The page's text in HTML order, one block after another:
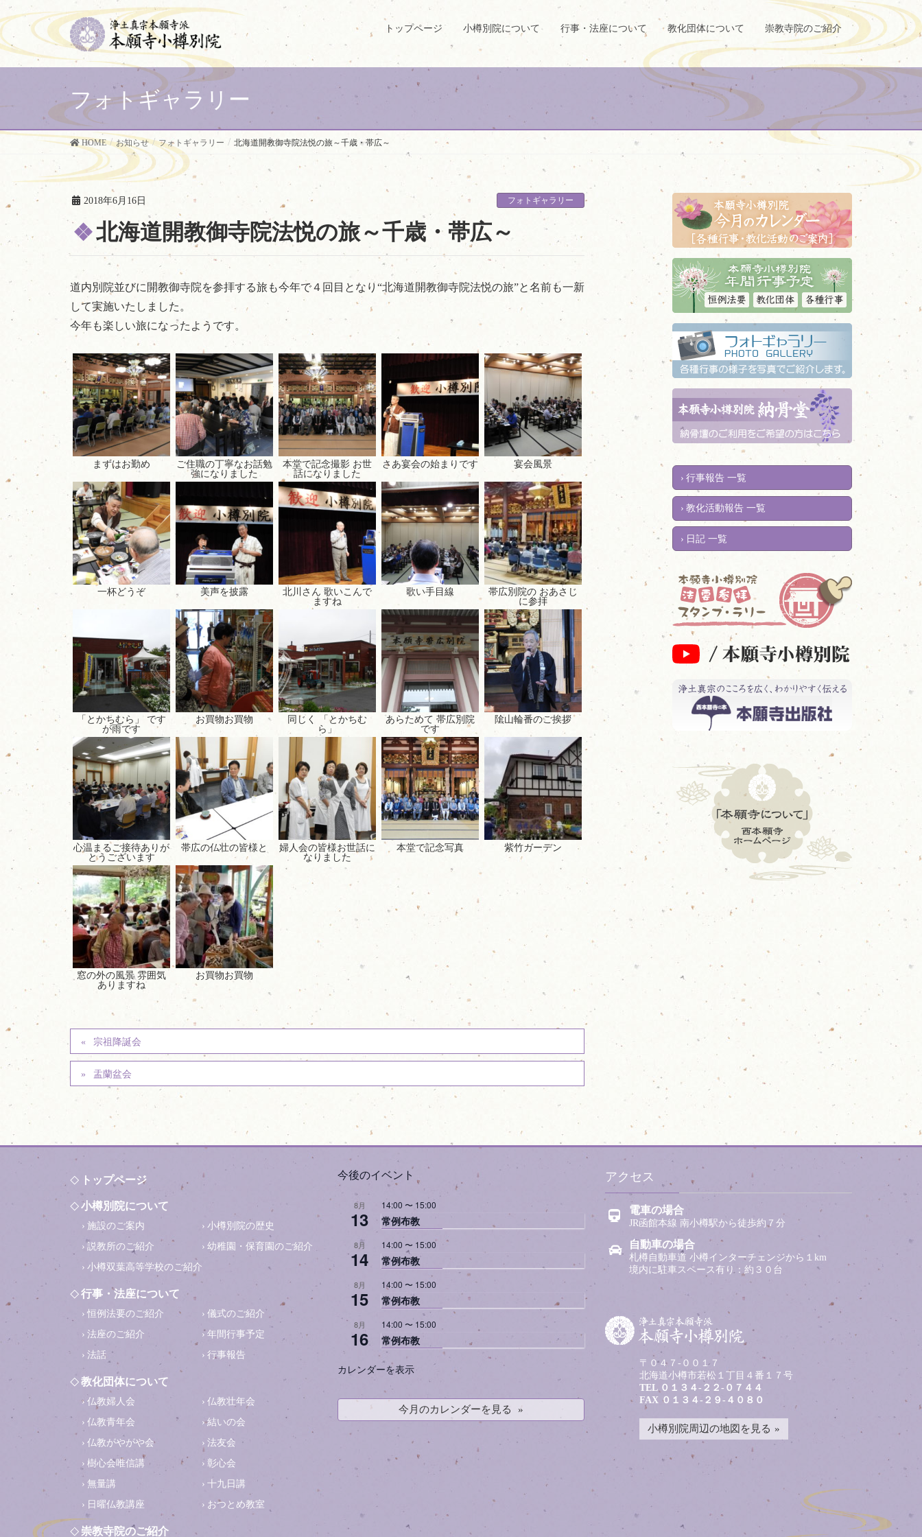
トップページ 小樽別院について 行事・法座について 教化団体について 崇教寺院のご紹介
フォトギャラリー
HOME お知らせ フォトギャラリー 北海道開教御寺院法悦の旅～千歳・帯広～
2018年6月16日 フォトギャラリー
北海道開教御寺院法悦の旅～千歳・帯広～
道内別院並びに開教御寺院を参拝する旅も今年で４回目となり“北海道開教御寺院法悦の旅”と名前も一新
して実施いたしました。
今年も楽しい旅になったようです。
まずはお勤め
ご住職の丁寧なお話勉
強になりました
本堂で記念撮影 お世
話になりました
さあ宴会の始まりです 宴会風景
一杯どうぞ 美声を披露
北川さん 歌いこんで
ますね
歌い手目線
帯広別院の おあさじ
に参拝
「とかちむら」 です
が雨です
お買物お買物
同じく 「とかちむ
ら」
あらためて 帯広別院
です
隂山輪番のご挨拶
心温まるご接待ありが
とうございます
帯広の仏壮の皆様と
婦人会の皆様お世話に
なりました
本堂で記念写真 紫竹ガーデン
窓の外の風景 雰囲気
ありますね
お買物お買物
宗祖降誕会
盂蘭盆会
行事報告 一覧
教化活動報告 一覧
日記 一覧
トップページ
小樽別院について
施設のご案内
小樽別院の歴史
説教所のご紹介
幼稚園・保育園のご紹介
小樽双葉高等学校のご紹介
行事・法座について
恒例法要のご紹介
儀式のご紹介
法座のご紹介
年間行事予定
法話
行事報告
教化団体について
仏教婦人会
仏教壮年会
仏教青年会
結いの会
仏教がやがや会
法友会
樹心会唯信講
彰心会
無量講
十九日講
日曜仏教講座
おつとめ教室
崇教寺院のご紹介
今後のイベント
8月
13
14:00 〜 15:00
常例布教
8月
14
14:00 〜 15:00
常例布教
8月
15
14:00 〜 15:00
常例布教
8月
16
14:00 〜 15:00
常例布教
カレンダーを表示
今月のカレンダーを見る
アクセス
電車の場合
JR函館本線 南小樽駅から徒歩約７分
自動車の場合
札樽自動車道 小樽インターチェンジから１km
境内に駐車スペース有り：約３０台
〒０４７-００１７
北海道小樽市若松１丁目４番１７号
TEL ０１３４-２２-０７４４
FAX ０１３４-２９-４０８０
小樽別院周辺の地図を見る